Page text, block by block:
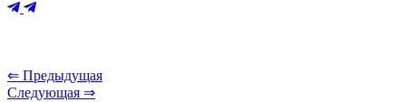
⇐ Предыдущая
Следующая ⇒